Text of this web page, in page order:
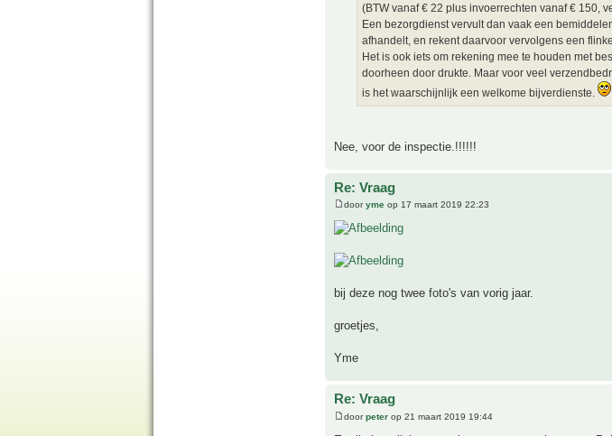
(BTW vanaf € 22 plus invoerrechten vanaf € 150,
Een bezorgdienst vervult dan vaak een
afhandelt, en rekent daarvoor vervolgens een
Het is ook iets om rekening mee te houden met
doorheen door drukte. Maar voor veel
is het waarschijnlijk een welkome bijverdienste.
Nee, voor de inspectie.!!!!!!
Re: Vraag
dooryme op 17 maart 2019 22:23
bij deze nog twee foto's van vorig jaar.
groetjes,
Yme
Re: Vraag
doorpeter op 21 maart 2019 19:44